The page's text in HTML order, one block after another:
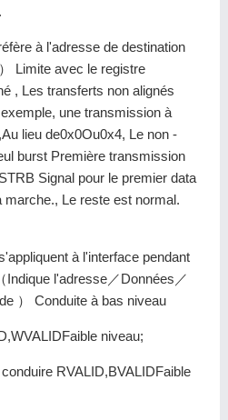
à l'adresse de destination
Limite avec le registre
, Les transferts non alignés
une transmission à
lieu de0x0Ou0x4, Le non -
burst Première transmission
Signal pour le premier data
marche., Le reste est normal.
à l'interface pendant
Indique l'adresse／Données／
） Conduite à bas niveau
niveau;
RVALID,BVALIDFaible